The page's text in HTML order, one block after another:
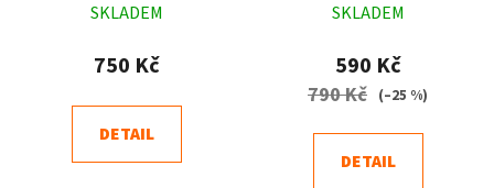
hodnocení
produktu
5,0
z
SKLADEM
750 Kč
DETAIL
hodnocení
produktu
je
5
SKLADEM
590 Kč
790 Kč (–25 %)
DETAIL